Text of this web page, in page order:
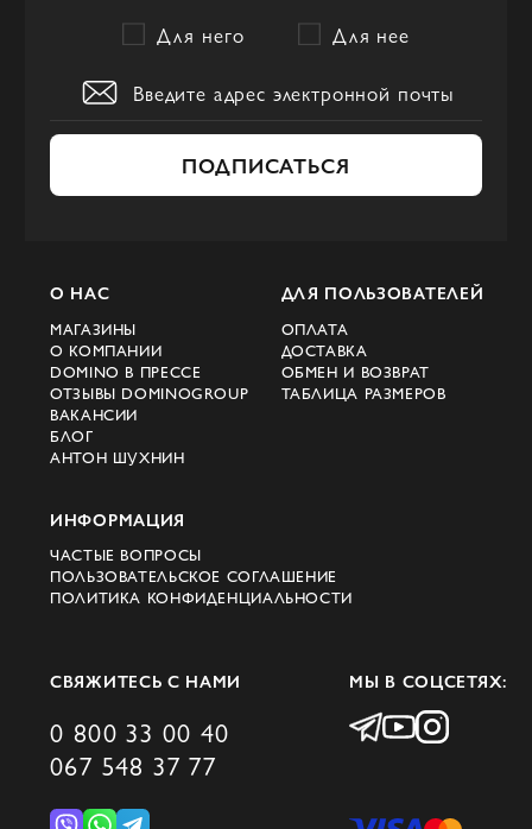
Для него Для нее
ПОДПИСАТЬСЯ
О НАС
МАГАЗИНЫ
О КОМПАНИИ
DOMINO В ПРЕССЕ
ОТЗЫВЫ DOMINOGROUP
ВАКАНСИИ
БЛОГ
АНТОН ШУХНИН
ДЛЯ ПОЛЬЗОВАТЕЛЕЙ
ОПЛАТА
ДОСТАВКА
ОБМЕН И ВОЗВРАТ
ТАБЛИЦА РАЗМЕРОВ
ИНФОРМАЦИЯ
ЧАСТЫЕ ВОПРОСЫ
ПОЛЬЗОВАТЕЛЬСКОЕ СОГЛАШЕНИЕ
ПОЛИТИКА КОНФИДЕНЦИАЛЬНОСТИ
СВЯЖИТЕСЬ С НАМИ
0 800 33 00 40
067 548 37 77
МЫ В СОЦСЕТЯХ: